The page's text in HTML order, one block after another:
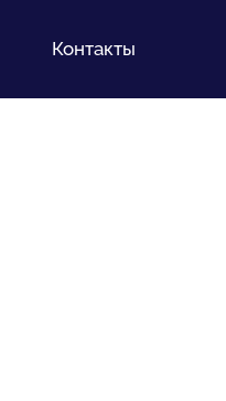
Контакты